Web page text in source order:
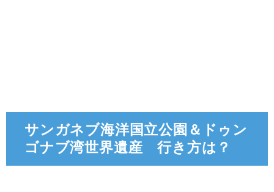
サンガネブ海洋国立公園＆ドゥン
ゴナブ湾世界遺産 行き方は？